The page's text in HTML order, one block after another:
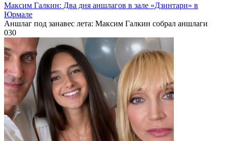
Максим Галкин: Два дня аншлагов в зале «Дзинтари» в
Юрмале
Аншлаг под занавес лета: Максим Галкин собрал аншлаги
030